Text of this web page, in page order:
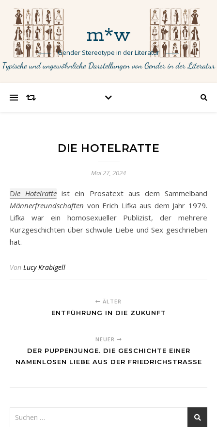
m*w
Gender Stereotype in der Literatur
DIE HOTELRATTE
Mai 27, 2024
Die Hotelratte ist ein Prosatext aus dem Sammelband
Männerfreundschaften von Erich Lifka aus dem Jahr 1979.
Lifka war ein homosexueller Publizist, der mehrere
Kurzgeschichten über schwule Liebe und Sex geschrieben
hat.
Von Lucy Krabigell
ÄLTER
ENTFÜHRUNG IN DIE ZUKUNFT
NEUER
DER PUPPENJUNGE. DIE GESCHICHTE EINER
NAMENLOSEN LIEBE AUS DER FRIEDRICHSTRASSE